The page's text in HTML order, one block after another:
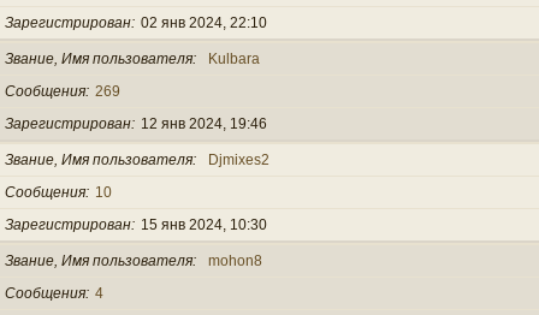
Зарегистрирован 02 янв 2024, 22:10
Звание, Имя пользователя
Kulbara
Сообщения 269
Зарегистрирован
12 янв 2024, 19:46
Звание, Имя пользователя
Djmixes2
Сообщения
10
Зарегистрирован
15 янв 2024, 10:30
Звание, Имя пользователя
mohon8
Сообщения 4